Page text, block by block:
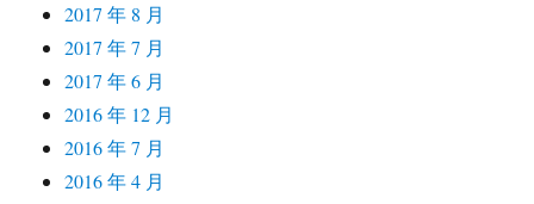
2017 年 8 月
2017 年 7 月
2017 年 6 月
2016 年 12 月
2016 年 7 月
2016 年 4 月